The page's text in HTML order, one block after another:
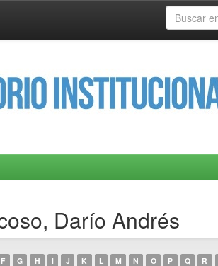
Darío Andrés
F G H I J K L M N O P Q R